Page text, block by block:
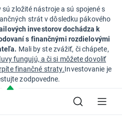
zložité nástroje a sú spojené s
strát v dôsledku pákového
investorov dochádza k
s finančnými rozdielovými
Mali by ste zvážiť, či chápete,
fungujú, a či si môžete dovoliť
finančné straty.Investovanie je
zodpovedne.